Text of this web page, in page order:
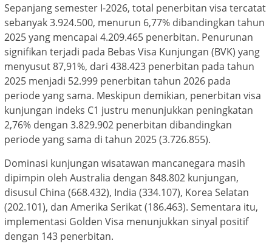
Sepanjang semester I-2026, total penerbitan visa tercatat
sebanyak 3.924.500, menurun 6,77% dibandingkan tahun
2025 yang mencapai 4.209.465 penerbitan. Penurunan
signifikan terjadi pada Bebas Visa Kunjungan (BVK) yang
menyusut 87,91%, dari 438.423 penerbitan pada tahun
2025 menjadi 52.999 penerbitan tahun 2026 pada
periode yang sama. Meskipun demikian, penerbitan visa
kunjungan indeks C1 justru menunjukkan peningkatan
2,76% dengan 3.829.902 penerbitan dibandingkan
periode yang sama di tahun 2025 (3.726.855).
Dominasi kunjungan wisatawan mancanegara masih
dipimpin oleh Australia dengan 848.802 kunjungan,
disusul China (668.432), India (334.107), Korea Selatan
(202.101), dan Amerika Serikat (186.463). Sementara itu,
implementasi Golden Visa menunjukkan sinyal positif
dengan 143 penerbitan.